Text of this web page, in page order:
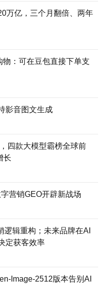
万亿，三个月翻倍、两年
：可在豆包直接下单支
影音图文生成
四款大模型霸榜全球前
长
营销GEO开辟新战场
逻辑重构；未来品牌在AI
定获客效率
Image-2512版本告别AI